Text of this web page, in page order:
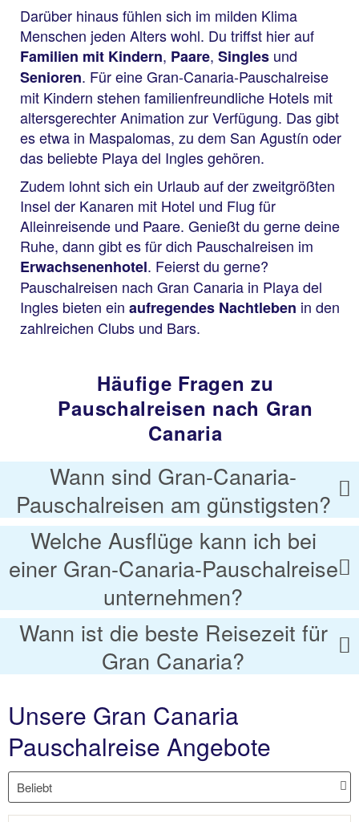
Darüber hinaus fühlen sich im milden Klima
Menschen jeden Alters wohl. Du triffst hier auf
Familien mit Kindern, Paare, Singles und
Senioren. Für eine Gran-Canaria-Pauschalreise
mit Kindern stehen familienfreundliche Hotels mit
altersgerechter Animation zur Verfügung. Das gibt
es etwa in Maspalomas, zu dem San Agustín oder
das beliebte Playa del Ingles gehören.
Zudem lohnt sich ein Urlaub auf der zweitgrößten
Insel der Kanaren mit Hotel und Flug für
Alleinreisende und Paare. Genießt du gerne deine
Ruhe, dann gibt es für dich Pauschalreisen im
Erwachsenenhotel. Feierst du gerne?
Pauschalreisen nach Gran Canaria in Playa del
Ingles bieten ein aufregendes Nachtleben in den
zahlreichen Clubs und Bars.
Häufige Fragen zu
Pauschalreisen nach Gran
Canaria
Wann sind Gran-Canaria-
Pauschalreisen am günstigsten?
Welche Ausflüge kann ich bei
einer Gran-Canaria-Pauschalreise
unternehmen?
Wann ist die beste Reisezeit für
Gran Canaria?
Unsere Gran Canaria
Pauschalreise Angebote